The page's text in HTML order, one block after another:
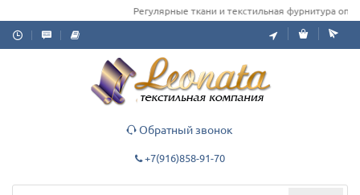
Регулярные ткани и текстильная фурнитура
Обратный звонок
+7(916)858-91-70